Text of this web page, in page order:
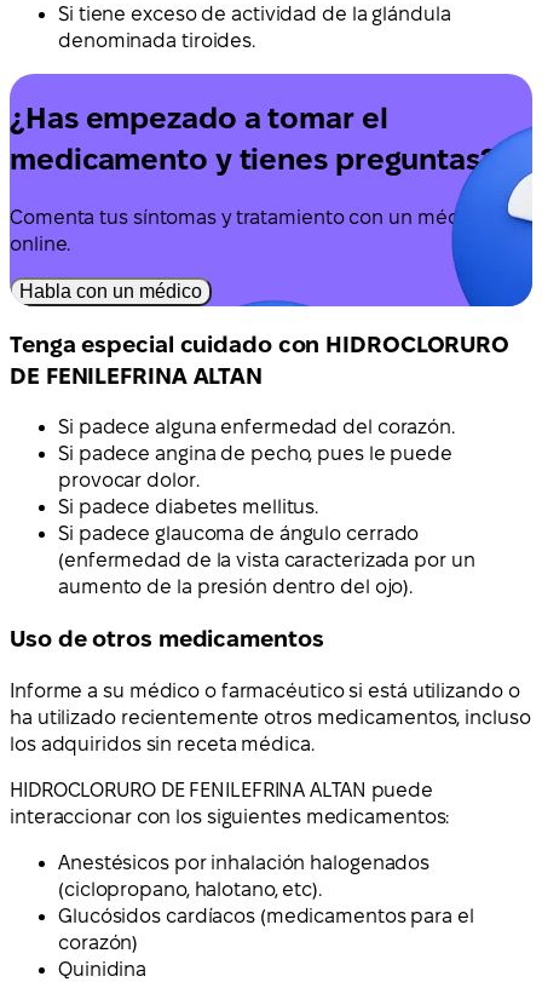
Si tiene exceso de actividad de la glándula
denominada tiroides.
¿Has empezado a tomar el
medicamento y tienes preguntas?
Comenta tus síntomas y tratamiento con un médico
online.
Habla con un médico
Tenga especial cuidado con HIDROCLORURO
DE FENILEFRINA ALTAN
Si padece alguna enfermedad del corazón.
Si padece angina de pecho, pues le puede
provocar dolor.
Si padece diabetes mellitus.
Si padece glaucoma de ángulo cerrado
(enfermedad de la vista caracterizada por un
aumento de la presión dentro del ojo).
Uso de otros medicamentos
Informe a su médico o farmacéutico si está utilizando o
ha utilizado recientemente otros medicamentos, incluso
los adquiridos sin receta médica.
HIDROCLORURO DE FENILEFRINA ALTAN puede
interaccionar con los siguientes medicamentos:
Anestésicos por inhalación halogenados
(ciclopropano, halotano, etc).
Glucósidos cardíacos (medicamentos para el
corazón)
Quinidina